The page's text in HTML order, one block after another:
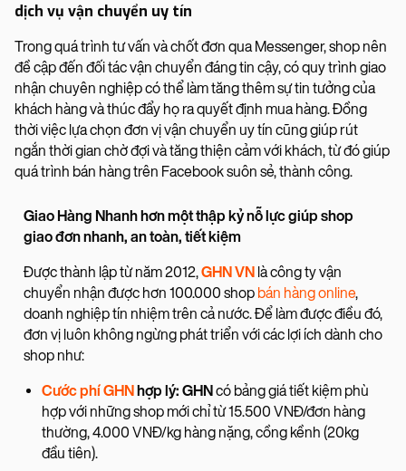
dịch vụ vận chuyển uy tín
Trong quá trình tư vấn và chốt đơn qua Messenger, shop nên
đề cập đến đối tác vận chuyển đáng tin cậy, có quy trình giao
nhận chuyên nghiệp có thể làm tăng thêm sự tin tưởng của
khách hàng và thúc đẩy họ ra quyết định mua hàng. Đồng
thời việc lựa chọn đơn vị vận chuyển uy tín cũng giúp rút
ngắn thời gian chờ đợi và tăng thiện cảm với khách, từ đó giúp
quá trình bán hàng trên Facebook suôn sẻ, thành công.
Giao Hàng Nhanh hơn một thập kỷ nỗ lực giúp shop
giao đơn nhanh, an toàn, tiết kiệm
Được thành lập từ năm 2012,GHN VN là công ty vận
chuyển nhận được hơn 100.000 shop bán hàng online,
doanh nghiệp tín nhiệm trên cả nước. Để làm được điều đó,
đơn vị luôn không ngừng phát triển với các lợi ích dành cho
shop như:
Cước phí GHN hợp lý: GHN có bảng giá tiết kiệm phù
hợp với những shop mới chỉ từ 15.500 VNĐ/đơn hàng
thường, 4.000 VNĐ/kg hàng nặng, cồng kềnh (20kg
đầu tiên).